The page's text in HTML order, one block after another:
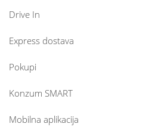
Drive In
Express dostava
Pokupi
Konzum SMART
Mobilna aplikacija